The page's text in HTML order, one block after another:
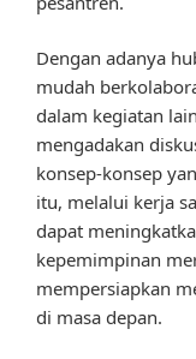
Dengan adanya
mudah
dalam kegiatan
mengadakan
konsep-konsep
itu, melalui kerja
dapat
kepemimpinan
mempersiapkan
di masa depan.